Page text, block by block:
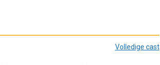
Volledige cast